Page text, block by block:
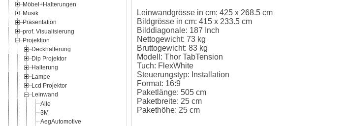
Möbel+Halterungen
Musik
Präsentation
prof. Visualisierung
Projektion
Deckhalterung
Dlp Projektor
Halterung
Lampe
Lcd Projektor
Leinwand
Alle
3M
AegAutomotive
Leinwandgrösse in cm: 425 x 268.5 cm
Bildgrösse in cm: 415 x 233.5 cm
Bilddiagonale: 187 Inch
Nettogewicht: 73 kg
Bruttogewicht: 83 kg
Modell: Thor TabTension
Tuch: FlexWhite
Steuerungstyp: Installation
Format: 16:9
Paketlänge: 505 cm
Paketbreite: 25 cm
Pakethöhe: 25 cm